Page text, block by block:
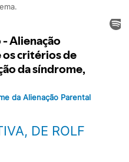
da Alienação Parental
DE ROLF